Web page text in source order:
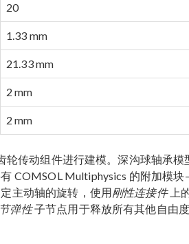
20
1.33 mm
21.33 mm
2 mm
2 mm
轮传动组件进行建模。深沟球轴承模
COMSOL Multiphysics 的附加模
主动轴的旋转，使用刚性连接件上
弹性子节点用于释放所有其他自由度